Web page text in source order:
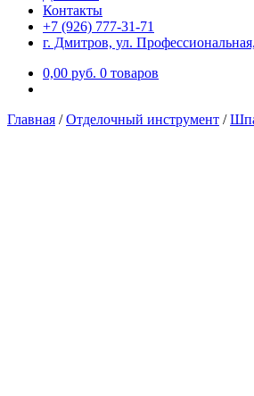
Контакты
+7 (926) 777-31-71
г. Дмитров, ул.
0,00 руб. 0 товаров
Главная /Отделочный инструмент /